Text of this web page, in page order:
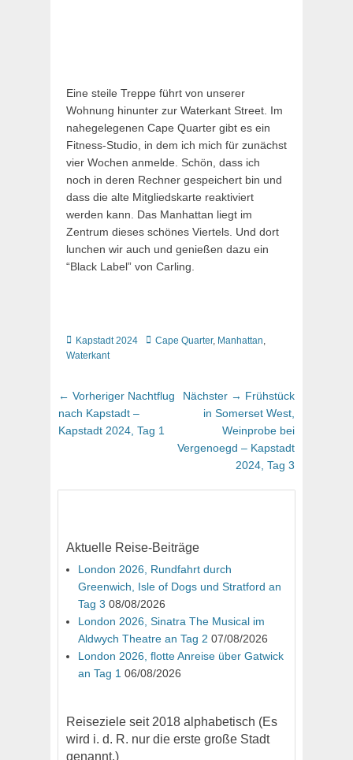
Eine steile Treppe führt von unserer
Wohnung hinunter zur Waterkant Street. Im
nahegelegenen Cape Quarter gibt es ein
Fitness-Studio, in dem ich mich für zunächst
vier Wochen anmelde. Schön, dass ich
noch in deren Rechner gespeichert bin und
dass die alte Mitgliedskarte reaktiviert
werden kann. Das Manhattan liegt im
Zentrum dieses schönes Viertels. Und dort
lunchen wir auch und genießen dazu ein
“Black Label” von Carling.
Kategorien
Kapstadt 2024 Schlagworte
Cape Quarter, Manhattan,
Waterkant
Beitragsnavigation
← Vorheriger Vorheriger
Beitrag:
Nachtflug
nach Kapstadt –
Kapstadt 2024, Tag 1
Nächster → Nächster
Beitrag:
Frühstück
in Somerset West,
Weinprobe bei
Vergenoegd – Kapstadt
2024, Tag 3
Aktuelle Reise-Beiträge
London 2026, Rundfahrt durch
Greenwich, Isle of Dogs und Stratford an
Tag 3 08/08/2026
London 2026, Sinatra The Musical im
Aldwych Theatre an Tag 2 07/08/2026
London 2026, flotte Anreise über Gatwick
an Tag 1 06/08/2026
Reiseziele seit 2018 alphabetisch (Es
wird i. d. R. nur die erste große Stadt
genannt.)